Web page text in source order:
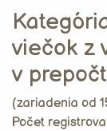
viečok z
v
(zariadenia od
Počet